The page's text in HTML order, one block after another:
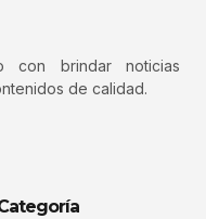
con brindar noticias
de calidad.